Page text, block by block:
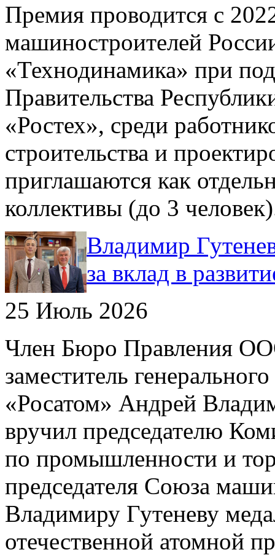
Премия проводится с
машиностроителей
«Технодинамика» при
Правительства
«Ростех», среди
строительства и
приглашаются как
коллективы (до 3
Владимир
за вклад в
25 Июль 2026
Член Бюро Правления
заместитель
«Росатом» Андрей
вручил председателю
по промышленности и
председателя Союза
Владимиру Гутеневу
отечественной атомной